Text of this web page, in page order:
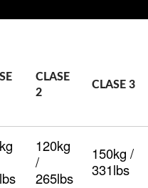
CLASE
2
CLASE 3
120kg
/
265lbs
150kg /
331lbs